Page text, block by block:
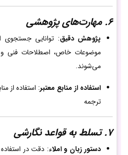
6. مهارت‌های پژوهشی
پژوهش دقیق: توانایی جستجوی
موضوعات خاص، اصطلاحات فنی
می‌شوند.
استفاده از منابع معتبر: استفاده از
ترجمه
7. تسلط به قواعد نگارشی
دستور زبان و املاء: دقت در